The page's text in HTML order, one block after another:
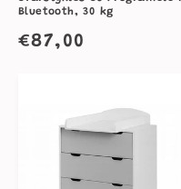
Bluetooth, 30 kg
Įprasta
€87,00